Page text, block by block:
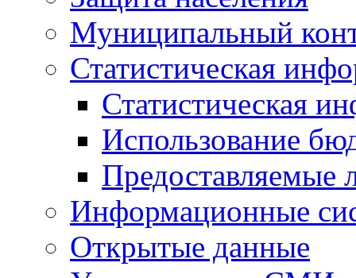
Муниципальный
Статистическая
Статистическая
Использование
Предоставляемые
Информационные
Открытые данные